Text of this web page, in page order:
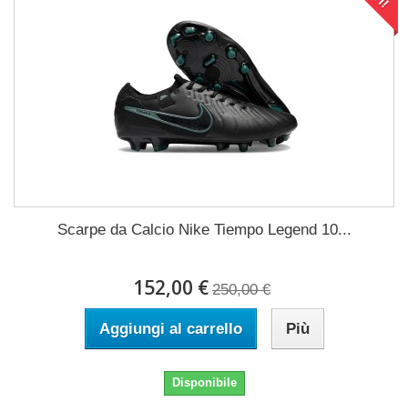
Scarpe da Calcio Nike Tiempo Legend 10...
152,00 € 250,00 €
Aggiungi al carrello Più
Disponibile